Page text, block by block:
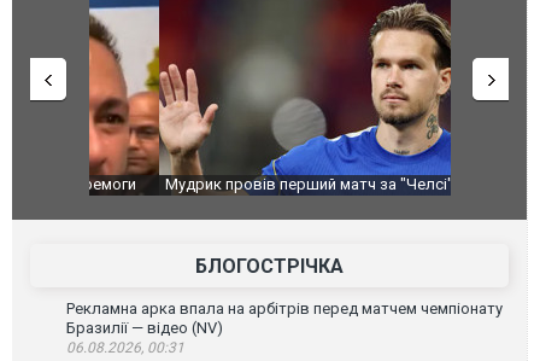
Мудрик провів перший матч за "Челсі" після
під час
Франції
БЛОГОСТРІЧКА
Рекламна арка впала на арбітрів перед матчем чемпіонату
Бразилії — відео (NV)
06.08.2026, 00:31